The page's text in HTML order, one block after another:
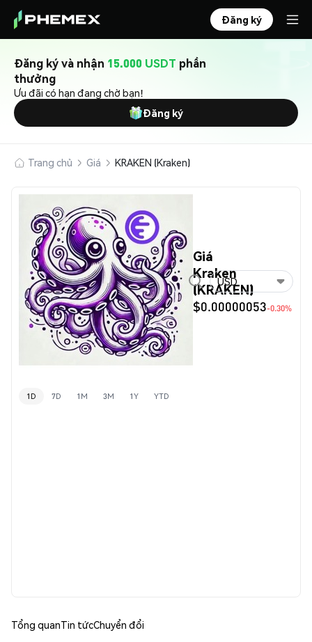
Đăng ký
Đăng ký và nhận 15.000 USDT phần
thưởng
Ưu đãi có hạn đang chờ bạn!
Đăng ký
Trang chủ Giá KRAKEN (Kraken)
Giá
Kraken
(KRAKEN)
$0.00000053-0.30%
USD
1D 7D 1M 3M 1Y YTD
Tổng quanTin tứcChuyển đổi